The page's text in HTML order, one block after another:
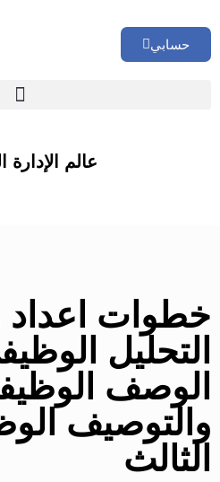
حسابي
عالم الإدارة
خطوات اعداد
التحليل
الوصف
والتوصيف
الثالث